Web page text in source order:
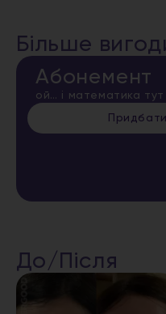
Більше
Абонемент
ой… і математика
До/Після